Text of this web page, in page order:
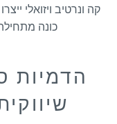
קה ונרטיב ויזואלי
כונה
הדמיות